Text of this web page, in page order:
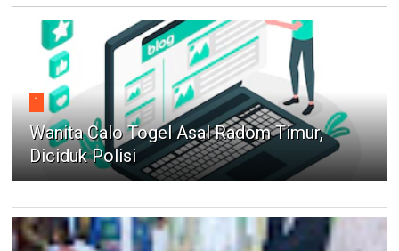
1
Wanita Calo Togel Asal Radom Timur,
Diciduk Polisi